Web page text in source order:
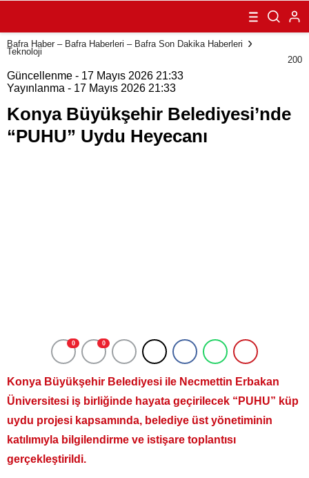
Belediyesi’nde
“PUHU” Uydu
Heyecanı
Bafra Haber – Bafra Haberleri – Bafra Son Dakika Haberleri
Teknoloji
200
Güncellenme - 17 Mayıs 2026 21:33
Yayınlanma - 17 Mayıs 2026 21:33
Konya Büyükşehir Belediyesi’nde
“PUHU” Uydu Heyecanı
0 0
Konya Büyükşehir Belediyesi ile Necmettin Erbakan
Üniversitesi iş birliğinde hayata geçirilecek “PUHU” küp
uydu projesi kapsamında, belediye üst yönetiminin
katılımıyla bilgilendirme ve istişare toplantısı
gerçekleştirildi.